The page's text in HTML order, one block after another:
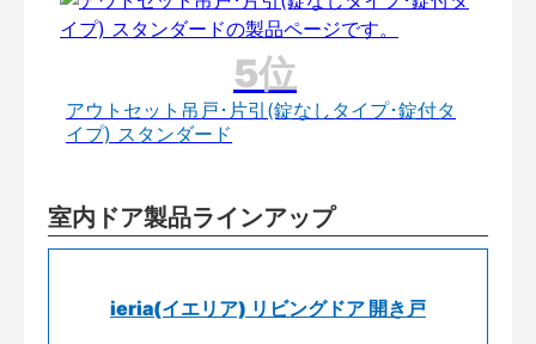
アウトセット吊戸･片引(錠なしタイプ･錠付タ
イプ) スタンダード
室内ドア製品ラインアップ
ieria(イエリア) リビングドア 開き戸